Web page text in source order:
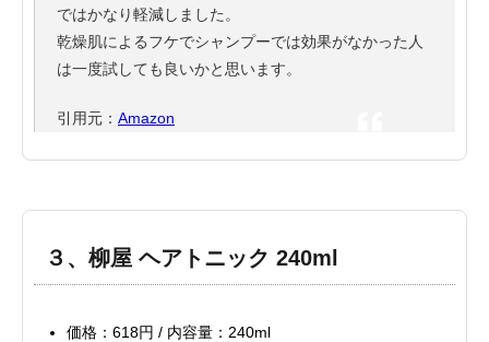
ではかなり軽減しました。
乾燥肌によるフケでシャンプーでは効果がなかった人
は一度試しても良いかと思います。
引用元： Amazon
３、柳屋 ヘアトニック 240ml
価格：618円 / 内容量：240ml